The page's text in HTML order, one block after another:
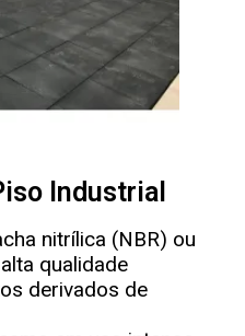
Industrial
nitrílica (NBR) ou
qualidade
derivados de